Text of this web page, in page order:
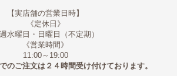
【実店舗の営業日時】
《定休日》
水曜日・日曜日（不定期）
《営業時間》
11:00～19:00
のご注文は２４時間受け付けております。